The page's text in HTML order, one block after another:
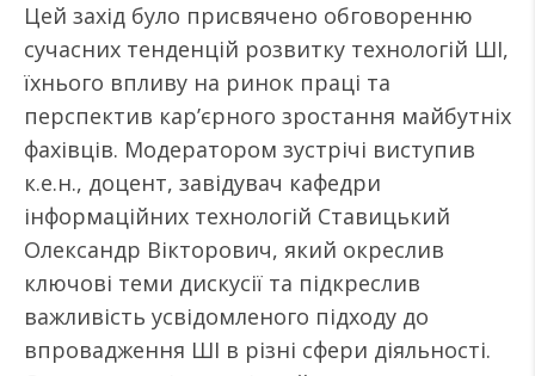
Цей захід було присвячено обговоренню
сучасних тенденцій розвитку технологій ШІ,
їхнього впливу на ринок праці та
перспектив кар’єрного зростання майбутніх
фахівців. Модератором зустрічі виступив
к.е.н., доцент, завідувач кафедри
інформаційних технологій Ставицький
Олександр Вікторович, який окреслив
ключові теми дискусії та підкреслив
важливість усвідомленого підходу до
впровадження ШІ в різні сфери діяльності.